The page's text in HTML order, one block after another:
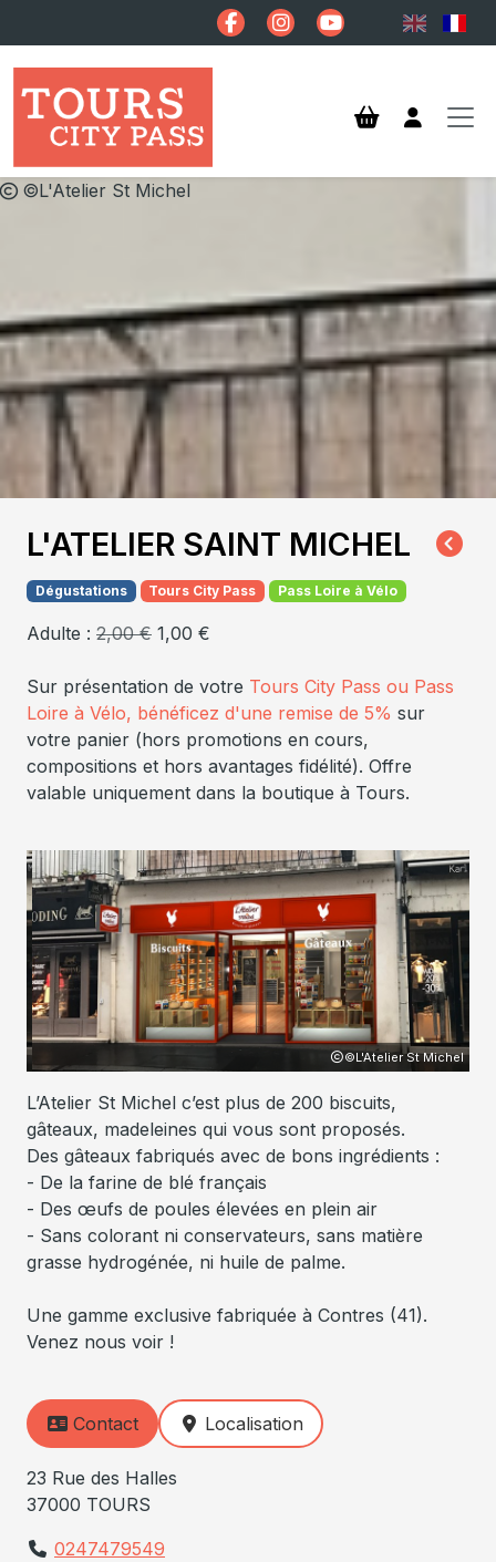
Aller au contenu principal
©L'Atelier St Michel
L'ATELIER SAINT MICHEL
Dégustations Tours City Pass Pass Loire à Vélo
Adulte : 2,00 € 1,00 €
Sur présentation de votre Tours City Pass ou Pass
Loire à Vélo, bénéficez d'une remise de 5% sur
votre panier (hors promotions en cours,
compositions et hors avantages fidélité). Offre
valable uniquement dans la boutique à Tours.
©L'Atelier St Michel
L’Atelier St Michel c’est plus de 200 biscuits,
gâteaux, madeleines qui vous sont proposés.
Des gâteaux fabriqués avec de bons ingrédients :
- De la farine de blé français
- Des œufs de poules élevées en plein air
- Sans colorant ni conservateurs, sans matière
grasse hydrogénée, ni huile de palme.
Une gamme exclusive fabriquée à Contres (41).
Venez nous voir !
Contact Localisation
23 Rue des Halles
37000 TOURS
0247479549